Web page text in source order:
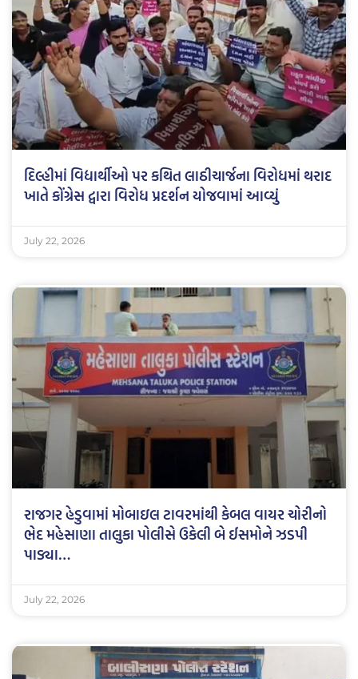
દિલ્હીમાં વિદ્યાર્થીઓ પર કથિત લાઠીચાર્જના વિરોધમાં થરાદ
ખાતે કોંગ્રેસ દ્વારા વિરોધ પ્રદર્શન યોજવામાં આવ્યું
July 22, 2026
રાજગર હેડુવામાં મોબાઇલ ટાવરમાંથી કેબલ વાયર ચોરીનો
ભેદ મહેસાણા તાલુકા પોલીસે ઉકેલી બે ઈસમોને ઝડપી
પાડ્યા…
July 22, 2026